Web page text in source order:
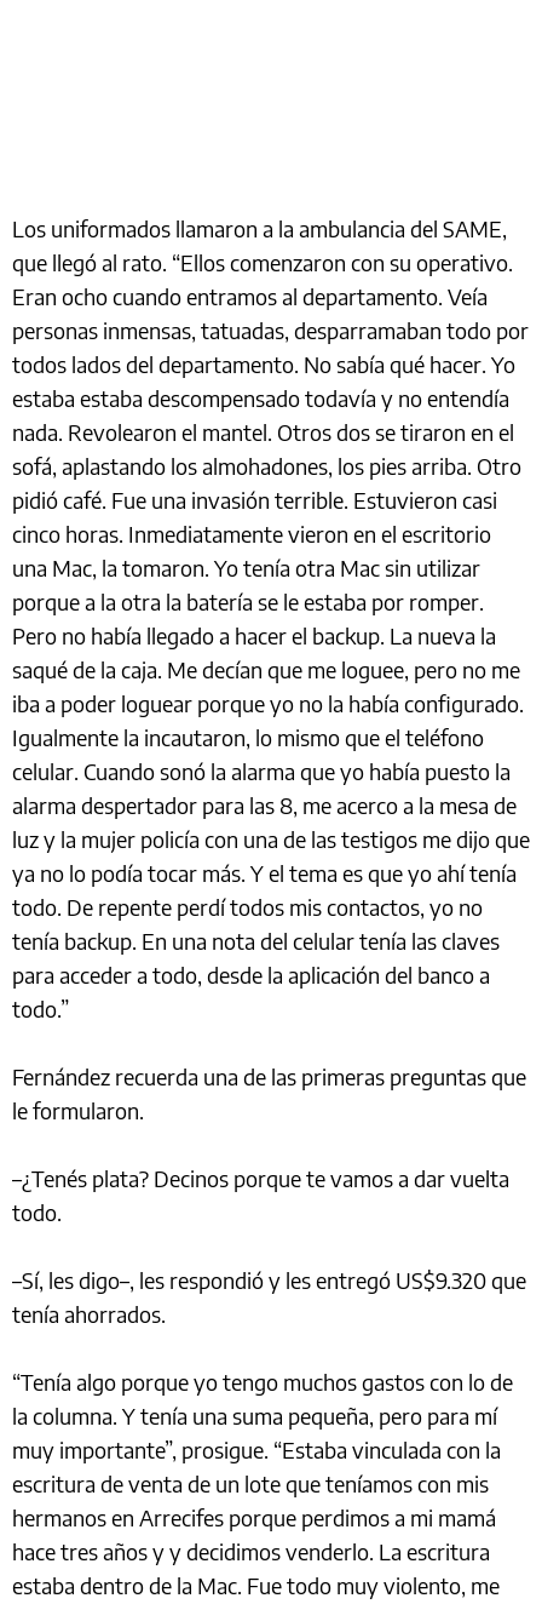
Los uniformados llamaron a la ambulancia del SAME,
que llegó al rato. “Ellos comenzaron con su operativo.
Eran ocho cuando entramos al departamento. Veía
personas inmensas, tatuadas, desparramaban todo por
todos lados del departamento. No sabía qué hacer. Yo
estaba estaba descompensado todavía y no entendía
nada. Revolearon el mantel. Otros dos se tiraron en el
sofá, aplastando los almohadones, los pies arriba. Otro
pidió café. Fue una invasión terrible. Estuvieron casi
cinco horas. Inmediatamente vieron en el escritorio
una Mac, la tomaron. Yo tenía otra Mac sin utilizar
porque a la otra la batería se le estaba por romper.
Pero no había llegado a hacer el backup. La nueva la
saqué de la caja. Me decían que me loguee, pero no me
iba a poder loguear porque yo no la había configurado.
Igualmente la incautaron, lo mismo que el teléfono
celular. Cuando sonó la alarma que yo había puesto la
alarma despertador para las 8, me acerco a la mesa de
luz y la mujer policía con una de las testigos me dijo que
ya no lo podía tocar más. Y el tema es que yo ahí tenía
todo. De repente perdí todos mis contactos, yo no
tenía backup. En una nota del celular tenía las claves
para acceder a todo, desde la aplicación del banco a
todo.”
Fernández recuerda una de las primeras preguntas que
le formularon.
–¿Tenés plata? Decinos porque te vamos a dar vuelta
todo.
–Sí, les digo–, les respondió y les entregó US$9.320 que
tenía ahorrados.
“Tenía algo porque yo tengo muchos gastos con lo de
la columna. Y tenía una suma pequeña, pero para mí
muy importante”, prosigue. “Estaba vinculada con la
escritura de venta de un lote que teníamos con mis
hermanos en Arrecifes porque perdimos a mi mamá
hace tres años y y decidimos venderlo. La escritura
estaba dentro de la Mac. Fue todo muy violento, me